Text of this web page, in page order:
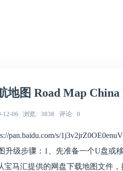
地图 Road Map China
12-06 浏览 3838 评论 0
pan.baidu.com/s/
升级步骤：1、先准备一个U盘或
宝马汇提供的网盘下载地图文件